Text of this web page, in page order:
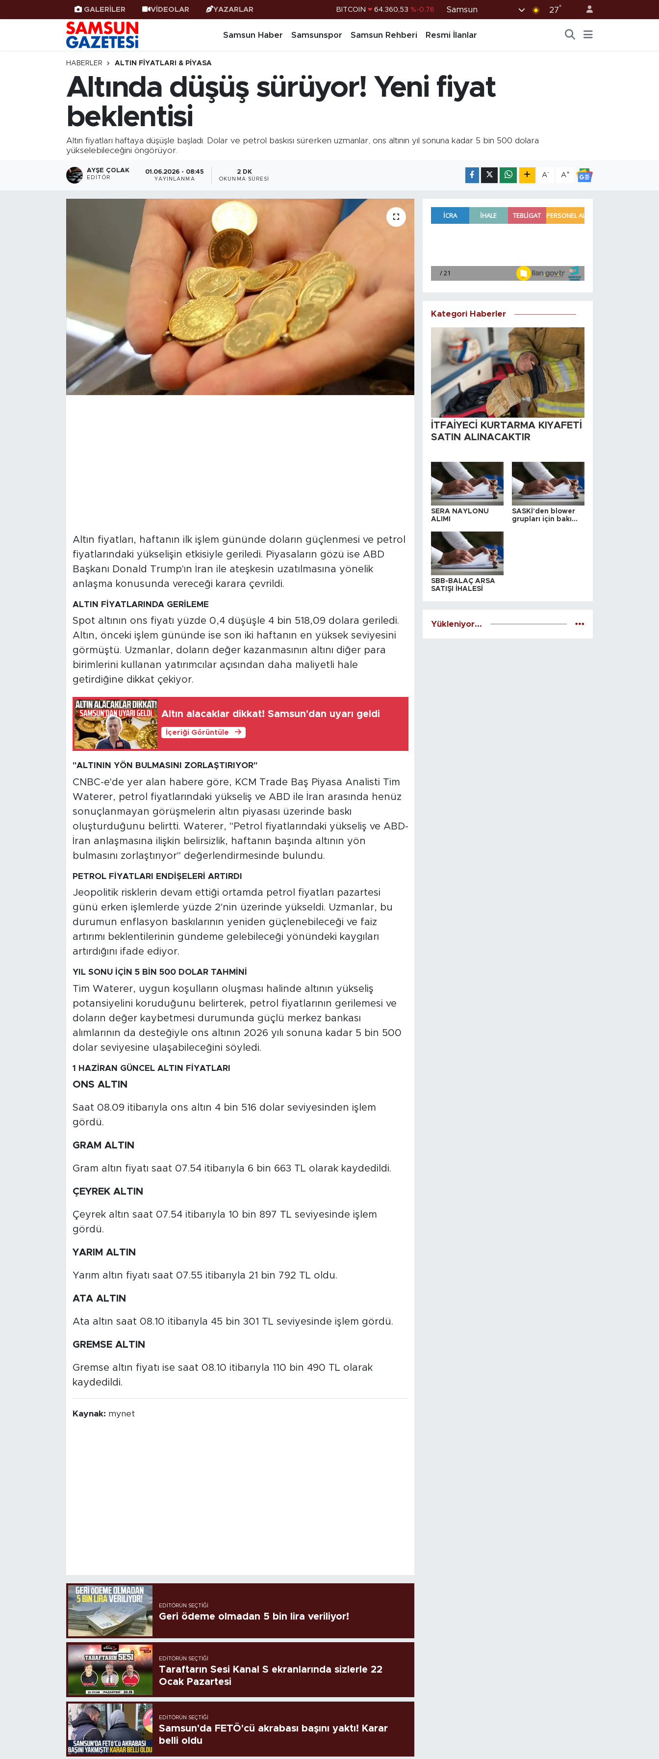
GALERİLER VİDEOLAR YAZARLAR DOLAR 47,7069 %0.17
BİST100 13.887 %64
BITCOIN 64.360,53 %-0.76
Samsun 27°
Samsun Haber Samsunspor Samsun Rehberi Resmi İlanlar
HABERLER ALTIN FIYATLARI & PIYASA
Altında düşüş sürüyor! Yeni fiyat
beklentisi
Altın fiyatları haftaya düşüşle başladı. Dolar ve petrol baskısı sürerken uzmanlar, ons altının yıl sonuna kadar 5 bin 500 dolara
yükselebileceğini öngörüyor.
AYŞE ÇOLAK
EDITÖR
01.06.2026 - 08:45
YAYINLANMA
2 DK
OKUNMA SÜRESI
A- A+
Altın fiyatları, haftanın ilk işlem gününde doların güçlenmesi ve petrol
fiyatlarındaki yükselişin etkisiyle geriledi. Piyasaların gözü ise ABD
Başkanı Donald Trump'ın İran ile ateşkesin uzatılmasına yönelik
anlaşma konusunda vereceği karara çevrildi.
ALTIN FİYATLARINDA GERİLEME
Spot altının ons fiyatı yüzde 0,4 düşüşle 4 bin 518,09 dolara geriledi.
Altın, önceki işlem gününde ise son iki haftanın en yüksek seviyesini
görmüştü. Uzmanlar, doların değer kazanmasının altını diğer para
birimlerini kullanan yatırımcılar açısından daha maliyetli hale
getirdiğine dikkat çekiyor.
Altın alacaklar dikkat! Samsun'dan uyarı geldi
İçeriği Görüntüle
"ALTININ YÖN BULMASINI ZORLAŞTIRIYOR"
CNBC-e'de yer alan habere göre, KCM Trade Baş Piyasa Analisti Tim
Waterer, petrol fiyatlarındaki yükseliş ve ABD ile İran arasında henüz
sonuçlanmayan görüşmelerin altın piyasası üzerinde baskı
oluşturduğunu belirtti. Waterer, "Petrol fiyatlarındaki yükseliş ve ABD-
İran anlaşmasına ilişkin belirsizlik, haftanın başında altının yön
bulmasını zorlaştırıyor" değerlendirmesinde bulundu.
PETROL FİYATLARI ENDİŞELERİ ARTIRDI
Jeopolitik risklerin devam ettiği ortamda petrol fiyatları pazartesi
günü erken işlemlerde yüzde 2'nin üzerinde yükseldi. Uzmanlar, bu
durumun enflasyon baskılarının yeniden güçlenebileceği ve faiz
artırımı beklentilerinin gündeme gelebileceği yönündeki kaygıları
artırdığını ifade ediyor.
YIL SONU İÇİN 5 BİN 500 DOLAR TAHMİNİ
Tim Waterer, uygun koşulların oluşması halinde altının yükseliş
potansiyelini koruduğunu belirterek, petrol fiyatlarının gerilemesi ve
doların değer kaybetmesi durumunda güçlü merkez bankası
alımlarının da desteğiyle ons altının 2026 yılı sonuna kadar 5 bin 500
dolar seviyesine ulaşabileceğini söyledi.
1 HAZİRAN GÜNCEL ALTIN FİYATLARI
ONS ALTIN
Saat 08.09 itibarıyla ons altın 4 bin 516 dolar seviyesinden işlem
gördü.
GRAM ALTIN
Gram altın fiyatı saat 07.54 itibarıyla 6 bin 663 TL olarak kaydedildi.
ÇEYREK ALTIN
Çeyrek altın saat 07.54 itibarıyla 10 bin 897 TL seviyesinde işlem
gördü.
YARIM ALTIN
Yarım altın fiyatı saat 07.55 itibarıyla 21 bin 792 TL oldu.
ATA ALTIN
Ata altın saat 08.10 itibarıyla 45 bin 301 TL seviyesinde işlem gördü.
GREMSE ALTIN
Gremse altın fiyatı ise saat 08.10 itibarıyla 110 bin 490 TL olarak
kaydedildi.
Kaynak: mynet
EDITÖRÜN SEÇTIĞI
Geri ödeme olmadan 5 bin lira veriliyor!
EDITÖRÜN SEÇTIĞI
Taraftarın Sesi Kanal S ekranlarında sizlerle 22
Ocak Pazartesi
EDITÖRÜN SEÇTIĞI
Samsun'da FETÖ'cü akrabası başını yaktı! Karar
belli oldu
Kategori Haberler
İTFAİYECİ KURTARMA KIYAFETİ
SATIN ALINACAKTIR
SERA NAYLONU
ALIMI
SASKİ'den blower
grupları için bakım
SBB-BALAÇ ARSA
SATIŞI İHALESİ
Yükleniyor...
Samsun Haber
Samsunspor
Samsun Rehberi
Resmi İlanlar
Samsun Nöbetçi Eczaneler
Samsun Hava Durumu
SAMSUN Namaz Vakitleri
Samsun Trafik Yoğunluk Haritası
Süper Lig Puan Durumu ve Fikstür